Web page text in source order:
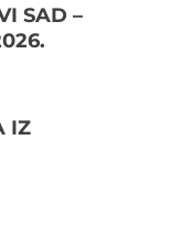
SAD –
IZ